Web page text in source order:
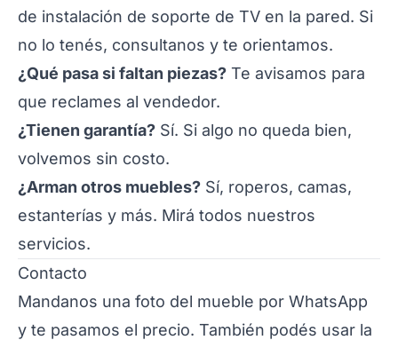
de instalación de soporte de TV en la pared. Si
no lo tenés, consultanos y te orientamos.
¿Qué pasa si faltan piezas? Te avisamos para
que reclames al vendedor.
¿Tienen garantía? Sí. Si algo no queda bien,
volvemos sin costo.
¿Arman otros muebles? Sí, roperos, camas,
estanterías y más. Mirá todos nuestros
servicios.
Contacto
Mandanos una foto del mueble por WhatsApp
y te pasamos el precio. También podés usar la